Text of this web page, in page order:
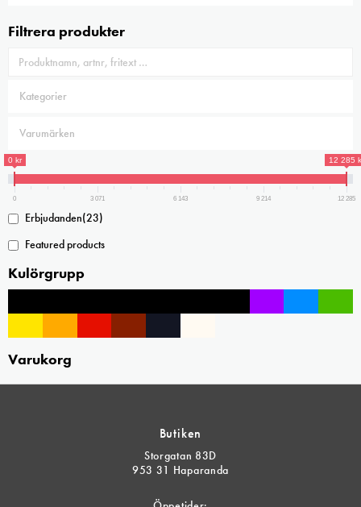
Filtrera produkter
0 kr 12 285
0 3 071 6 143 9 214 12 285
Erbjudanden(23)
Featured products
Kulörgrupp
Varukorg
Butiken
Storgatan 83D
953 31 Haparanda